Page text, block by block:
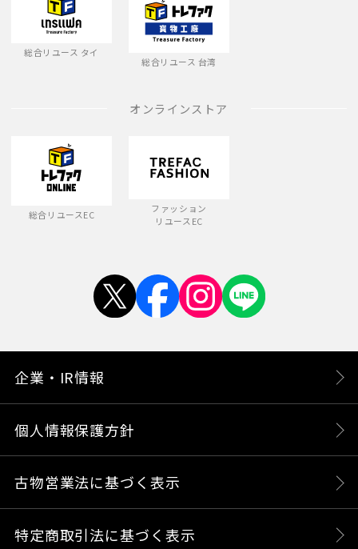
総合リユース タイ
総合リユース 台湾
オンラインストア
総合リユースEC
ファッション
リユースEC
企業・IR情報
個人情報保護方針
古物営業法に基づく表示
特定商取引法に基づく表示